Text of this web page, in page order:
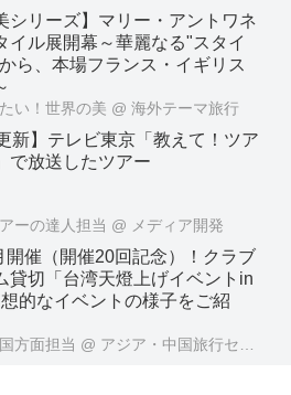
シリーズ】マリー・アントワネ
イル展開幕～華麗なる"スタイ
ら、本場フランス・イギリス
い！世界の美 @ 海外テーマ旅行
新】テレビ東京「教えて！ツア
で放送したツアー
ーの達人担当 @ メディア開発
開催（開催20回記念）！クラブ
貸切「台湾天燈上げイベントin
的なイベントの様子をご紹
方面担当 @ アジア・中国旅行センター